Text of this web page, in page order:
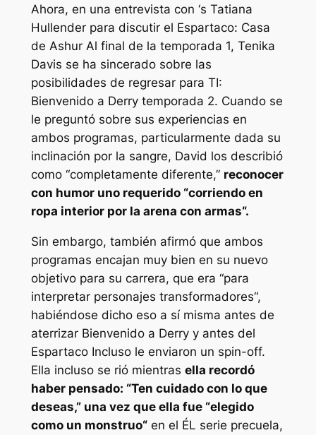
Ahora, en una entrevista con ‘s Tatiana
Hullender para discutir el Espartaco: Casa
de Ashur Al final de la temporada 1, Tenika
Davis se ha sincerado sobre las
posibilidades de regresar para TI:
Bienvenido a Derry temporada 2. Cuando se
le preguntó sobre sus experiencias en
ambos programas, particularmente dada su
inclinación por la sangre, David los describió
como “completamente diferente,” reconocer
con humor uno requerido “corriendo en
ropa interior por la arena con armas“.
Sin embargo, también afirmó que ambos
programas encajan muy bien en su nuevo
objetivo para su carrera, que era “para
interpretar personajes transformadores“,
habiéndose dicho eso a sí misma antes de
aterrizar Bienvenido a Derry y antes del
Espartaco Incluso le enviaron un spin-off.
Ella incluso se rió mientras ella recordó
haber pensado: “Ten cuidado con lo que
deseas,” una vez que ella fue “elegido
como un monstruo“en el ÉL serie precuela,